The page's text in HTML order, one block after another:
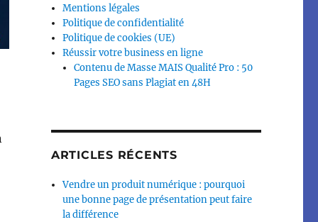
Mentions légales
Politique de confidentialité
Politique de cookies (UE)
Réussir votre business en ligne
Contenu de Masse MAIS Qualité Pro : 50
Pages SEO sans Plagiat en 48H
ARTICLES RÉCENTS
Vendre un produit numérique : pourquoi
une bonne page de présentation peut faire
la différence